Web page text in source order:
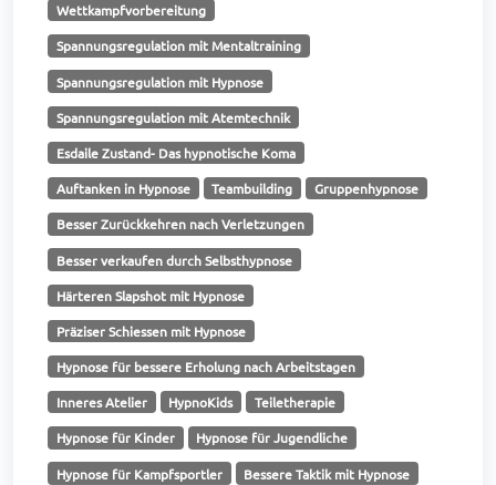
Wettkampfvorbereitung
Spannungsregulation mit Mentaltraining
Spannungsregulation mit Hypnose
Spannungsregulation mit Atemtechnik
Esdaile Zustand- Das hypnotische Koma
Auftanken in Hypnose Teambuilding Gruppenhypnose
Besser Zurückkehren nach Verletzungen
Besser verkaufen durch Selbsthypnose
Härteren Slapshot mit Hypnose
Präziser Schiessen mit Hypnose
Hypnose für bessere Erholung nach Arbeitstagen
Inneres Atelier HypnoKids Teiletherapie
Hypnose für Kinder Hypnose für Jugendliche
Hypnose für Kampfsportler Bessere Taktik mit Hypnose